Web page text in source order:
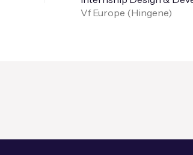
Vf Europe (Hingene)